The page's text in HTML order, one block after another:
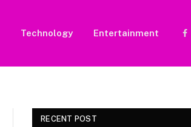
Technology Entertainment
RECENT POST